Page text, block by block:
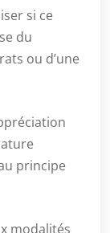
si ce
du
ou d’une
principe
modalités